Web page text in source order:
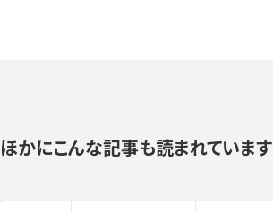
ほかにこんな記事も読まれています